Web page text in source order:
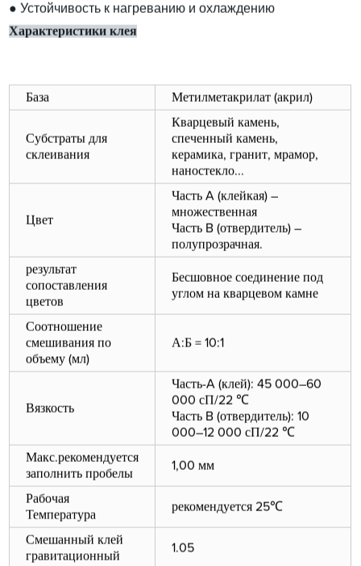
● Устойчивость к нагреванию и охлаждению
Характеристики клея
База Метилметакрилат (акрил)
Субстраты для
склеивания
Кварцевый камень,
спеченный камень,
керамика, гранит, мрамор,
наностекло...
Цвет
Часть A (клейкая) –
множественная
Часть B (отвердитель) –
полупрозрачная.
результат
сопоставления
цветов
Бесшовное соединение под
углом на кварцевом камне
Соотношение
смешивания по
объему (мл)
А:Б = 10:1
Вязкость
Часть-A (клей): 45 000–60
000 сП/22 ℃
Часть B (отвердитель): 10
000–12 000 сП/22 ℃
Макс.рекомендуется
заполнить пробелы
1,00 мм
Рабочая
Температура
рекомендуется 25℃
Смешанный клей
гравитационный
1.05